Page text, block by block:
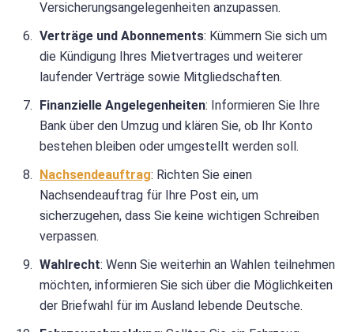
Versicherungsangelegenheiten anzupassen.
Verträge und Abonnements: Kümmern Sie sich um
die Kündigung Ihres Mietvertrages und weiterer
laufender Verträge sowie Mitgliedschaften.
Finanzielle Angelegenheiten: Informieren Sie Ihre
Bank über den Umzug und klären Sie, ob Ihr Konto
bestehen bleiben oder umgestellt werden soll.
Nachsendeauftrag: Richten Sie einen
Nachsendeauftrag für Ihre Post ein, um
sicherzugehen, dass Sie keine wichtigen Schreiben
verpassen.
Wahlrecht: Wenn Sie weiterhin an Wahlen teilnehmen
möchten, informieren Sie sich über die Möglichkeiten
der Briefwahl für im Ausland lebende Deutsche.